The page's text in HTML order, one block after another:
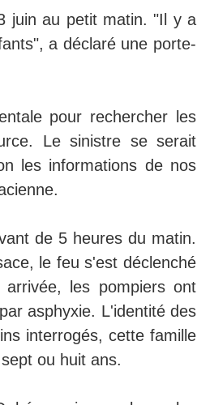
juin au petit matin. "Il y a
a déclaré une porte-
pour rechercher les
Le sinistre se serait
les informations de nos
de 5 heures du matin.
le feu s'est déclenché
les pompiers ont
asphyxie. L'identité des
interrogés, cette famille
ou huit ans.